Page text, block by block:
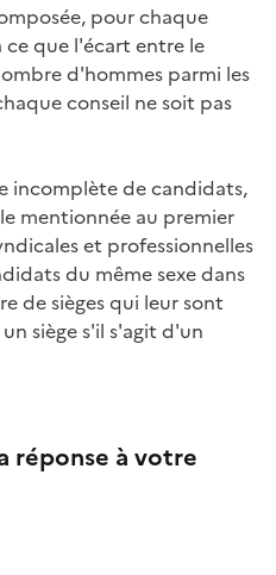
pour chaque
ce que l'écart entre le
d'hommes parmi les
conseil ne soit pas
incomplète de candidats,
mentionnée au premier
et professionnelles
du même sexe dans
de sièges qui leur sont
siège s'il s'agit d'un
réponse à votre